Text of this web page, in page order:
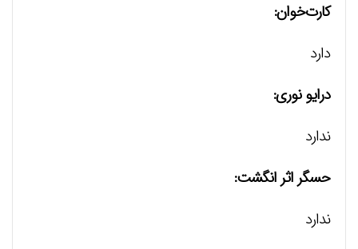
کارت‌خوان:
دارد
درایو نوری:
ندارد
حسگر اثر انگشت:
ندارد